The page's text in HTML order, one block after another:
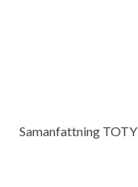
Samanfattning TOTY